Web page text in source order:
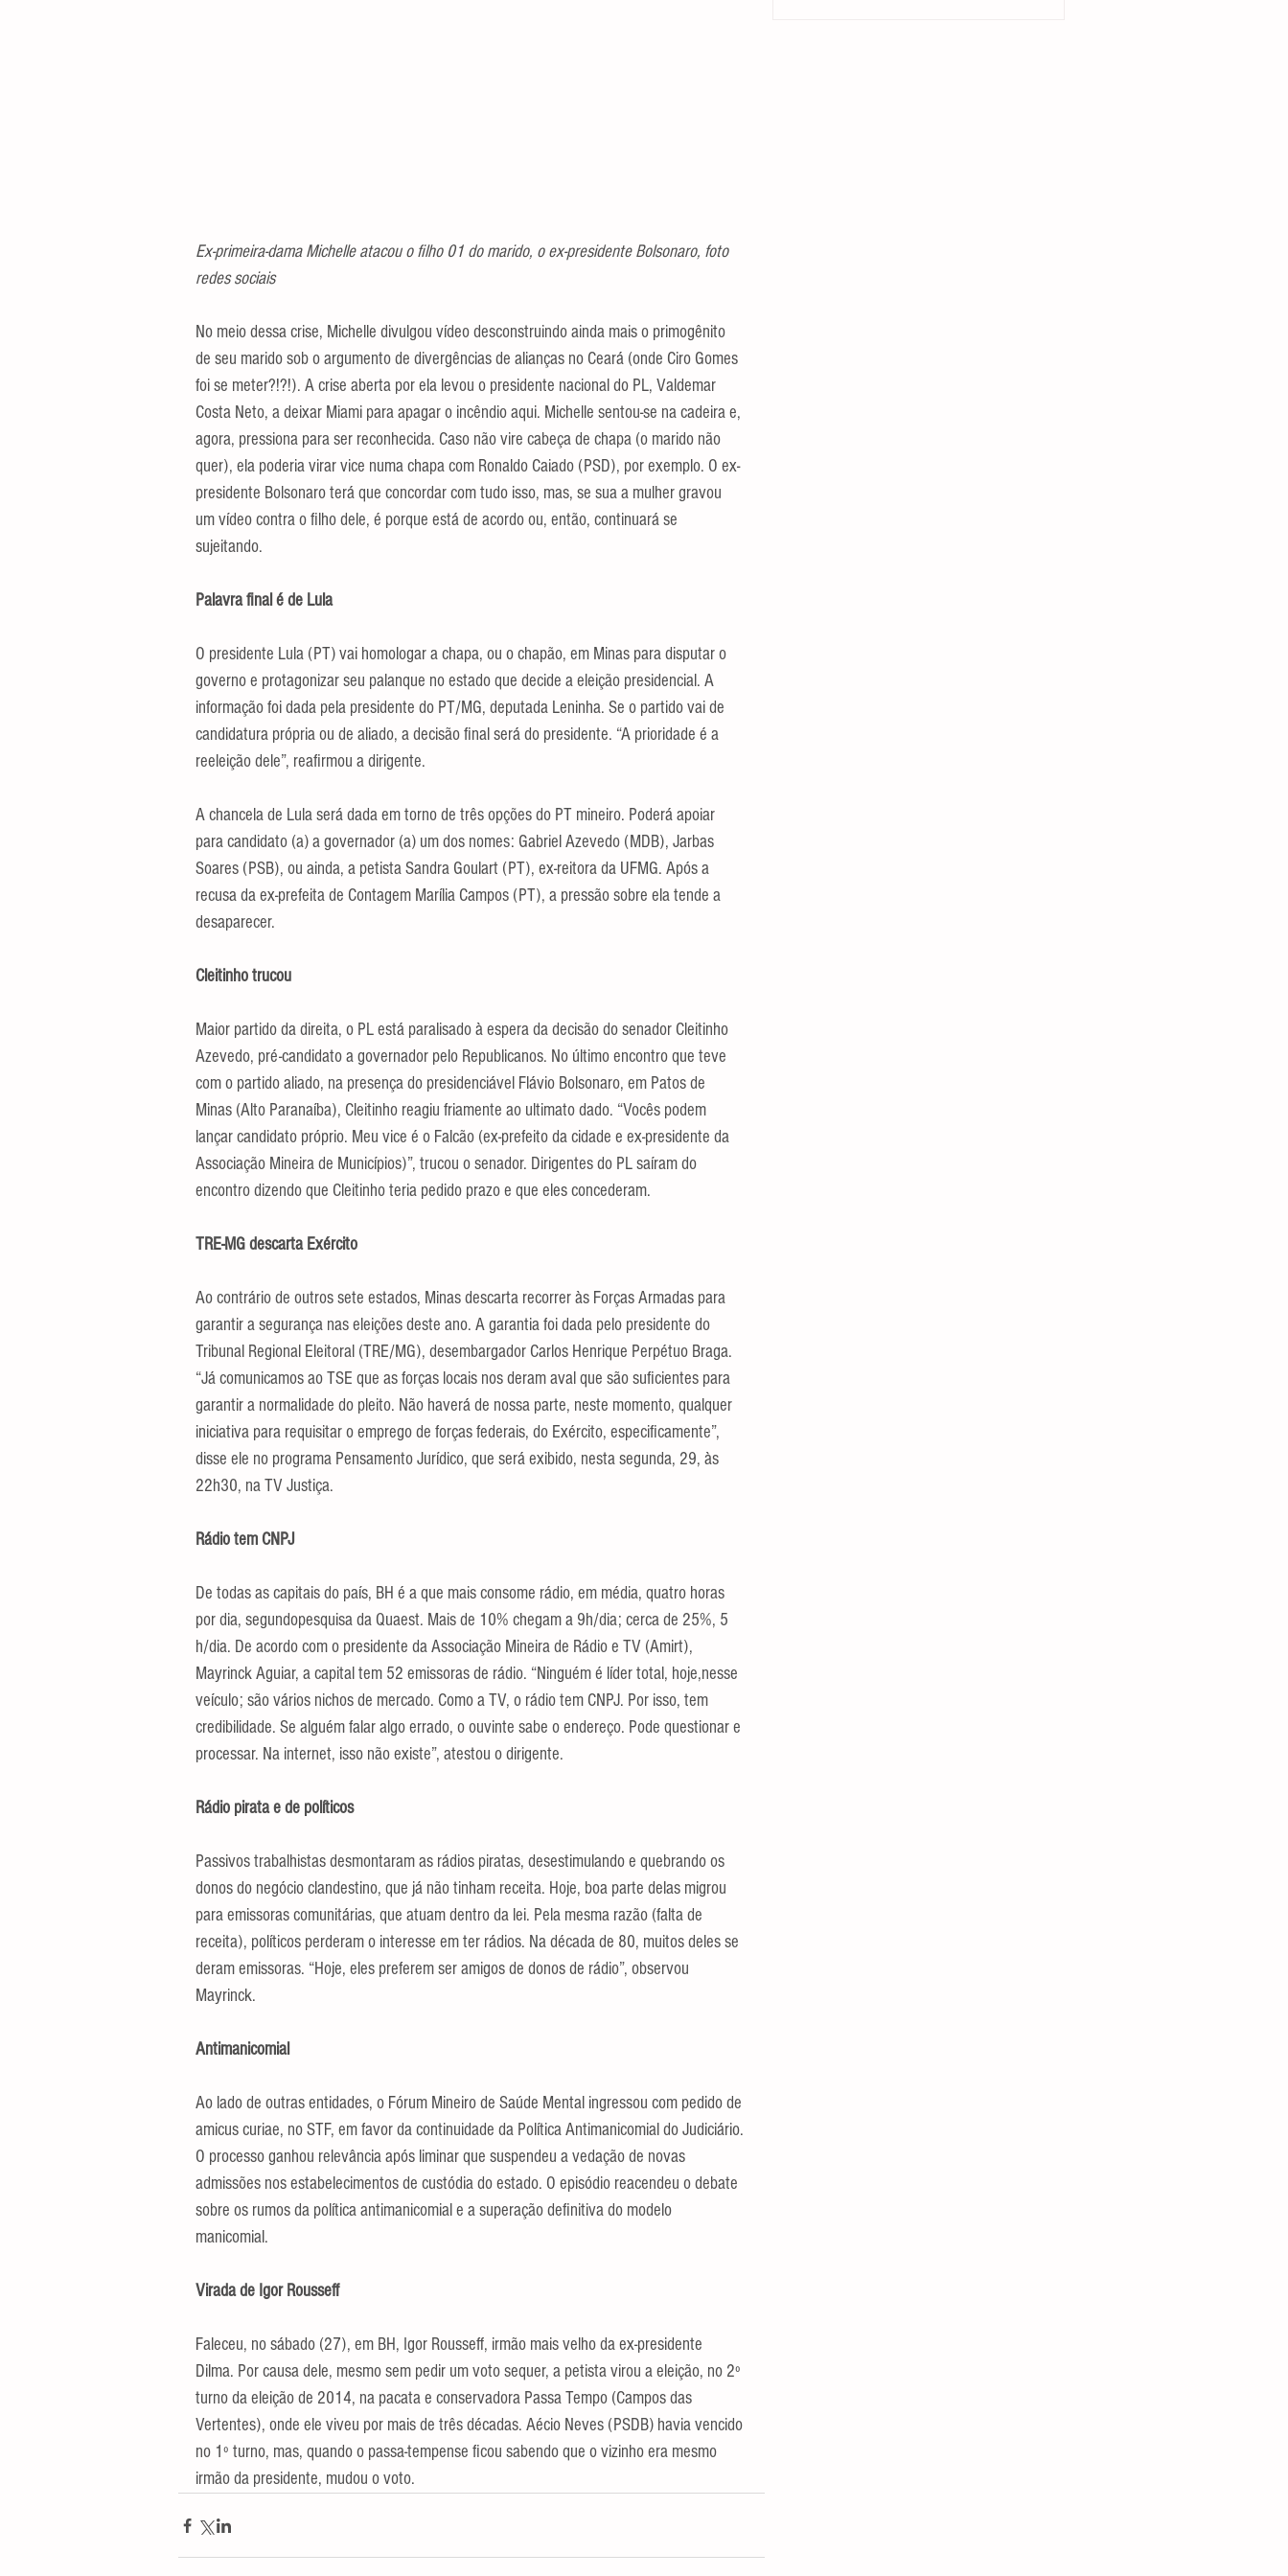
Ex-primeira-dama Michelle atacou o filho 01 do marido, o ex-presidente Bolsonaro, foto
redes sociais
No meio dessa crise, Michelle divulgou vídeo desconstruindo ainda mais o primogênito
de seu marido sob o argumento de divergências de alianças no Ceará (onde Ciro Gomes
foi se meter?!?!). A crise aberta por ela levou o presidente nacional do PL, Valdemar
Costa Neto, a deixar Miami para apagar o incêndio aqui. Michelle sentou-se na cadeira e,
agora, pressiona para ser reconhecida. Caso não vire cabeça de chapa (o marido não
quer), ela poderia virar vice numa chapa com Ronaldo Caiado (PSD), por exemplo. O ex-
presidente Bolsonaro terá que concordar com tudo isso, mas, se sua a mulher gravou
um vídeo contra o filho dele, é porque está de acordo ou, então, continuará se
sujeitando.
Palavra final é de Lula
O presidente Lula (PT) vai homologar a chapa, ou o chapão, em Minas para disputar o
governo e protagonizar seu palanque no estado que decide a eleição presidencial. A
informação foi dada pela presidente do PT/MG, deputada Leninha. Se o partido vai de
candidatura própria ou de aliado, a decisão final será do presidente. “A prioridade é a
reeleição dele”, reafirmou a dirigente.
A chancela de Lula será dada em torno de três opções do PT mineiro. Poderá apoiar
para candidato (a) a governador (a) um dos nomes: Gabriel Azevedo (MDB), Jarbas
Soares (PSB), ou ainda, a petista Sandra Goulart (PT), ex-reitora da UFMG. Após a
recusa da ex-prefeita de Contagem Marília Campos (PT), a pressão sobre ela tende a
desaparecer.
Cleitinho trucou
Maior partido da direita, o PL está paralisado à espera da decisão do senador Cleitinho
Azevedo, pré-candidato a governador pelo Republicanos. No último encontro que teve
com o partido aliado, na presença do presidenciável Flávio Bolsonaro, em Patos de
Minas (Alto Paranaíba), Cleitinho reagiu friamente ao ultimato dado. “Vocês podem
lançar candidato próprio. Meu vice é o Falcão (ex-prefeito da cidade e ex-presidente da
Associação Mineira de Municípios)”, trucou o senador. Dirigentes do PL saíram do
encontro dizendo que Cleitinho teria pedido prazo e que eles concederam.
TRE-MG descarta Exército
Ao contrário de outros sete estados, Minas descarta recorrer às Forças Armadas para
garantir a segurança nas eleições deste ano. A garantia foi dada pelo presidente do
Tribunal Regional Eleitoral (TRE/MG), desembargador Carlos Henrique Perpétuo Braga.
“Já comunicamos ao TSE que as forças locais nos deram aval que são suficientes para
garantir a normalidade do pleito. Não haverá de nossa parte, neste momento, qualquer
iniciativa para requisitar o emprego de forças federais, do Exército, especificamente”,
disse ele no programa Pensamento Jurídico, que será exibido, nesta segunda, 29, às
22h30, na TV Justiça.
Rádio tem CNPJ
De todas as capitais do país, BH é a que mais consome rádio, em média, quatro horas
por dia, segundopesquisa da Quaest. Mais de 10% chegam a 9h/dia; cerca de 25%, 5
h/dia. De acordo com o presidente da Associação Mineira de Rádio e TV (Amirt),
Mayrinck Aguiar, a capital tem 52 emissoras de rádio. “Ninguém é líder total, hoje,nesse
veículo; são vários nichos de mercado. Como a TV, o rádio tem CNPJ. Por isso, tem
credibilidade. Se alguém falar algo errado, o ouvinte sabe o endereço. Pode questionar e
processar. Na internet, isso não existe”, atestou o dirigente.
Rádio pirata e de políticos
Passivos trabalhistas desmontaram as rádios piratas, desestimulando e quebrando os
donos do negócio clandestino, que já não tinham receita. Hoje, boa parte delas migrou
para emissoras comunitárias, que atuam dentro da lei. Pela mesma razão (falta de
receita), políticos perderam o interesse em ter rádios. Na década de 80, muitos deles se
deram emissoras. “Hoje, eles preferem ser amigos de donos de rádio”, observou
Mayrinck.
Antimanicomial
Ao lado de outras entidades, o Fórum Mineiro de Saúde Mental ingressou com pedido de
amicus curiae, no STF, em favor da continuidade da Política Antimanicomial do Judiciário.
O processo ganhou relevância após liminar que suspendeu a vedação de novas
admissões nos estabelecimentos de custódia do estado. O episódio reacendeu o debate
sobre os rumos da política antimanicomial e a superação definitiva do modelo
manicomial.
Virada de Igor Rousseff
Faleceu, no sábado (27), em BH, Igor Rousseff, irmão mais velho da ex-presidente
Dilma. Por causa dele, mesmo sem pedir um voto sequer, a petista virou a eleição, no 2º
turno da eleição de 2014, na pacata e conservadora Passa Tempo (Campos das
Vertentes), onde ele viveu por mais de três décadas. Aécio Neves (PSDB) havia vencido
no 1º turno, mas, quando o passa-tempense ficou sabendo que o vizinho era mesmo
irmão da presidente, mudou o voto.